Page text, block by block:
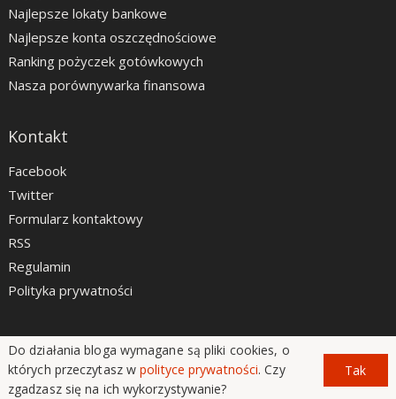
Najlepsze lokaty bankowe
Najlepsze konta oszczędnościowe
Ranking pożyczek gotówkowych
Nasza porównywarka finansowa
Kontakt
Facebook
Twitter
Formularz kontaktowy
RSS
Regulamin
Polityka prywatności
LiveSmarter.pl © 2012 - 2026
Do działania bloga wymagane są pliki cookies, o
których przeczytasz wpolityce prywatności. Czy
zgadzasz się na ich wykorzystywanie?
Tak